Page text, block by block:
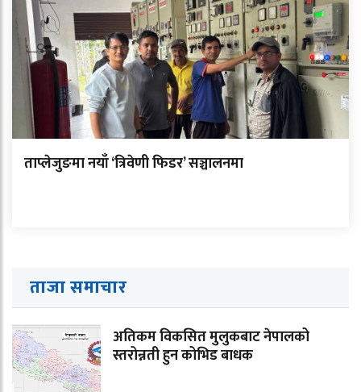
ताप्लेजुङमा नयाँ ‘त्रिवेणी फिडर’ सञ्चालनमा
ताजा समाचार
अतिकम विकसित मुलुकबाट नेपालको
स्तरोन्नती हुन कोभिड बाधक